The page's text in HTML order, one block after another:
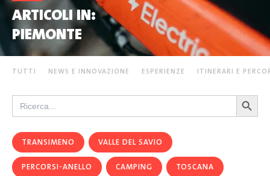
ARTICOLI IN:
PIEMONTE
TUTTI NEWS E INNOVAZIONE ESPERIENZE ITINERARI E
Search
for:
Search Button
TRANSIMENO VALLE DEL SAVIO
PERCORSI-ANELLO CAMPING TOSCANA